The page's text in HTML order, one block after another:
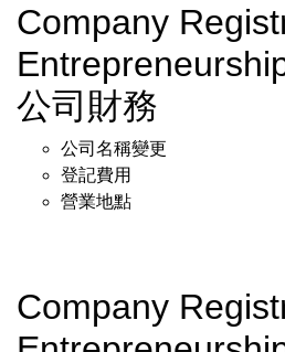
Company
公司財務
公司名稱變更
登記費用
營業地點
Company